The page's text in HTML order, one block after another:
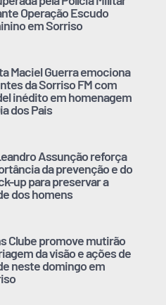
Operação Escudo
em Sorriso
Maciel Guerra emociona
da Sorriso FM com
inédito em homenagem
dos Pais
Assunção reforça
da prevenção e do
up para preservar a
dos homens
Clube promove mutirão
da visão e ações de
neste domingo em